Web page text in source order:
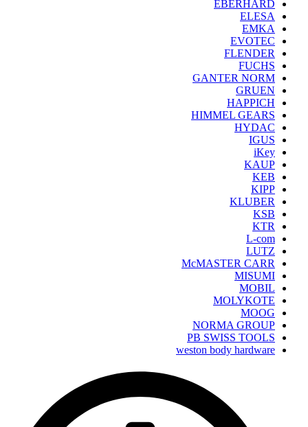
EBERHARD
ELESA
EMKA
EVOTEC
FLENDER
FUCHS
GANTER NORM
GRUEN
HAPPICH
HIMMEL GEARS
HYDAC
IGUS
iKey
KAUP
KEB
KIPP
KLUBER
KSB
KTR
L-com
LUTZ
McMASTER CARR
MISUMI
MOBIL
MOLYKOTE
MOOG
NORMA GROUP
PB SWISS TOOLS
weston body hardware